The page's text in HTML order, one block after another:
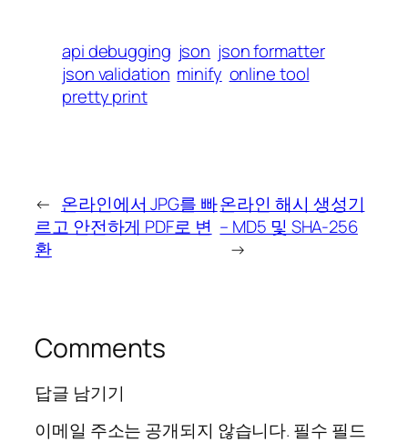
api debugging json json formatter
json validation minify online tool
pretty print
← 온라인에서 JPG를 빠
르고 안전하게 PDF로 변
환
온라인 해시 생성기
– MD5 및 SHA-256
→
Comments
답글 남기기
이메일 주소는 공개되지 않습니다. 필수 필드